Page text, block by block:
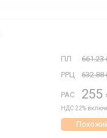
ПЛ 661.23
РРЦ 632.88
РАС 255
НДС 22%